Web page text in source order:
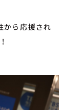
から応援され